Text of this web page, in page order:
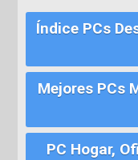
Índice PCs
Mejores PCs
PC Hogar,